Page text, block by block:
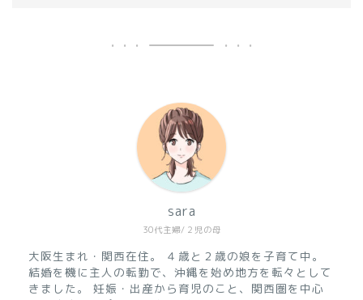
30代主婦/２児の母
sara
大阪生まれ・関西在住。
４歳と２歳の娘を子育て中。
結婚を機に主人の転勤で、沖縄を始め地方を転々として
きました。
妊娠・出産から育児のこと、関西圏を中心